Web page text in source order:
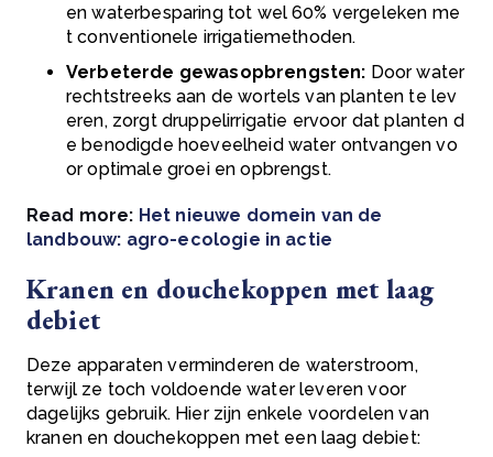
en waterbesparing tot wel 60% vergeleken me
t conventionele irrigatiemethoden.
Verbeterde gewasopbrengsten: Door water
rechtstreeks aan de wortels van planten te lev
eren, zorgt druppelirrigatie ervoor dat planten d
e benodigde hoeveelheid water ontvangen vo
or optimale groei en opbrengst.
Read more: Het nieuwe domein van de
landbouw: agro-ecologie in actie
Kranen en douchekoppen met laag
debiet
Deze apparaten verminderen de waterstroom,
terwijl ze toch voldoende water leveren voor
dagelijks gebruik. Hier zijn enkele voordelen van
kranen en douchekoppen met een laag debiet: